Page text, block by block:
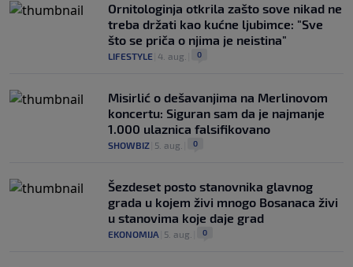
Ornitologinja otkrila zašto sove nikad ne
treba držati kao kućne ljubimce: "Sve
što se priča o njima je neistina"
LIFESTYLE 4. aug. 0
Misirlić o dešavanjima na Merlinovom
koncertu: Siguran sam da je najmanje
1.000 ulaznica falsifikovano
SHOWBIZ 5. aug. 0
Šezdeset posto stanovnika glavnog
grada u kojem živi mnogo Bosanaca živi
u stanovima koje daje grad
EKONOMIJA 5. aug. 0